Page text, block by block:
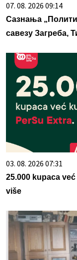
07. 08. 2026 09:14
Сазнања
савезу Загреба,
03. 08. 2026 07:31
25.000 kupaca
više